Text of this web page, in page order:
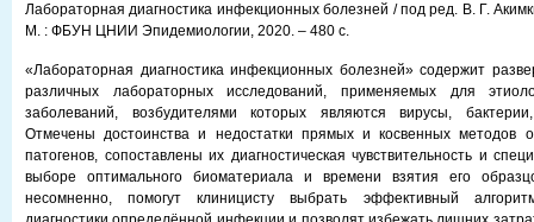
Лабораторная диагностика инфекционных болезней / под ред. В. Г.
М. : ФБУН ЦНИИ Эпидемиологии, 2020. – 480 с.
«Лабораторная диагностика инфекционных болезней» содержит
различных лабораторных исследований, применяемых для
заболеваний, возбудителями которых являются вирусы,
Отмечены достоинства и недостатки прямых и косвенных методов
патогенов, сопоставлены их диагностическая чувствительность и
выборе оптимального биоматериала и времени взятия его
несомненно, помогут клиницисту выбрать эффективный